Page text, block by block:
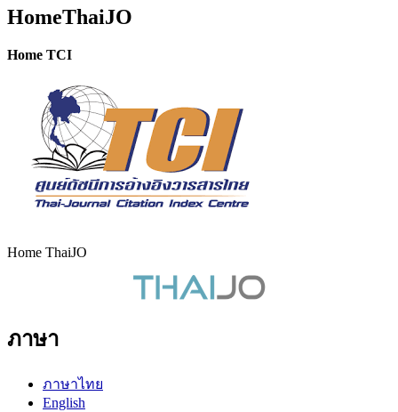
HomeThaiJO
Home TCI
Home ThaiJO
ภาษา
ภาษาไทย
English